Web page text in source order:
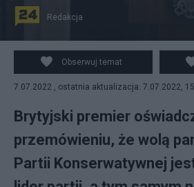
Boris Johnson wydaje
PAP/EPA/TOLGA AKMEN
Redakcja
Obserwuj temat
7.07.2022 , ostatnia aktualizacja: 7.07.2022,
Brytyjski premier
przemówieniu, że wolą
Partii Konserwatywnej